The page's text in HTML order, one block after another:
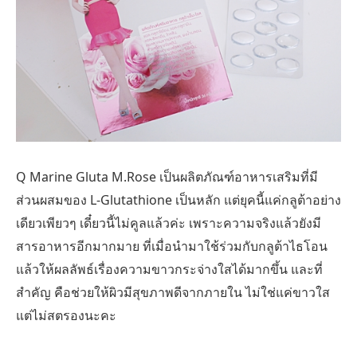
Q Marine Gluta M.Rose เป็นผลิตภัณฑ์อาหารเสริมที่มี
ส่วนผสมของ L-Glutathione เป็นหลัก แต่ยุคนี้แค่กลูต้าอย่าง
เดียวเพียวๆ เดี๋ยวนี้ไม่คูลแล้วค่ะ เพราะความจริงแล้วยังมี
สารอาหารอีกมากมาย ที่เมื่อนำมาใช้ร่วมกับกลูต้าไธโอน
แล้วให้ผลลัพธ์เรื่องความขาวกระจ่างใสได้มากขึ้น และที่
สำคัญ คือช่วยให้ผิวมีสุขภาพดีจากภายใน ไม่ใช่แค่ขาวใส
แต่ไม่สตรองนะคะ